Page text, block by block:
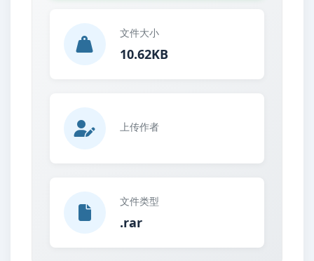
文件大小
10.62KB
上传作者
文件类型
.rar